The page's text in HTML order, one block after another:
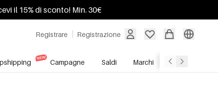
il 15% di sconto! Min. 30€
Registrare Registrazione
Campagne Saldi Marchi Servizio